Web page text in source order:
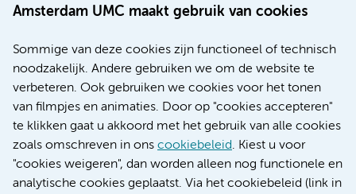
Amsterdam UMC maakt gebruik van cookies
Sommige van deze cookies zijn functioneel of technisch
noodzakelijk. Andere gebruiken we om de website te
verbeteren. Ook gebruiken we cookies voor het tonen
van filmpjes en animaties. Door op "cookies accepteren"
te klikken gaat u akkoord met het gebruik van alle cookies
zoals omschreven in ons cookiebeleid. Kiest u voor
"cookies weigeren", dan worden alleen nog functionele en
analytische cookies geplaatst. Via het cookiebeleid (link in
Werken bij Amsterdam UMC
Nieuws
Research
Educatie locatie AMC
Educatie locatie VUmc
Verwijzen & diagnostiek